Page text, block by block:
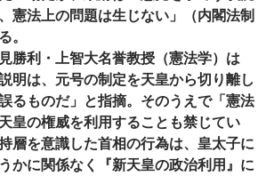
憲法上の問題は生じない」（内閣法制
。
勝利・上智大名誉教授（憲法学）は
明は、元号の制定を天皇から切り離し
るものだ」と指摘。そのうえで「憲法
皇の権威を利用することも禁じてい
層を意識した首相の行為は、皇太子に
かに関係なく『新天皇の政治利用』に